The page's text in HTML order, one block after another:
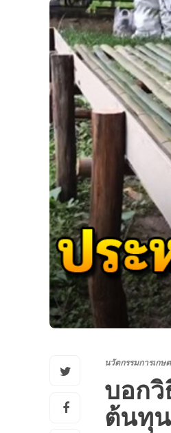
นวัตกรรมการเกษ
บอกวิ
ต้นทุ